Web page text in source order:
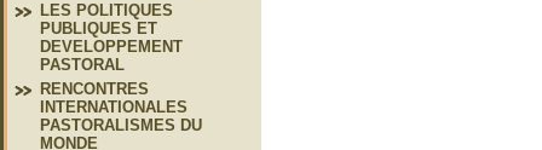
LES POLITIQUES
PUBLIQUES ET
DEVELOPPEMENT
PASTORAL
RENCONTRES
INTERNATIONALES
PASTORALISMES DU
MONDE